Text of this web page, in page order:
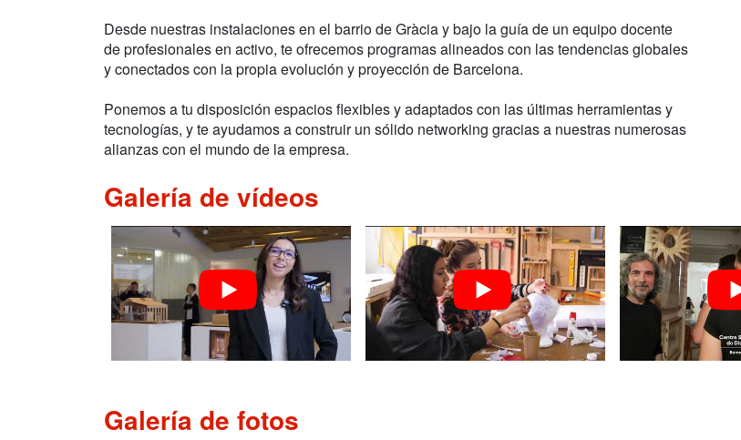
Desde nuestras instalaciones en el barrio de Gràcia y bajo la guía de un equipo docente
de profesionales en activo, te ofrecemos programas alineados con las tendencias globales
y conectados con la propia evolución y proyección de Barcelona.
Ponemos a tu disposición espacios flexibles y adaptados con las últimas herramientas y
tecnologías, y te ayudamos a construir un sólido networking gracias a nuestras numerosas
alianzas con el mundo de la empresa.
Galería de vídeos
Galería de fotos